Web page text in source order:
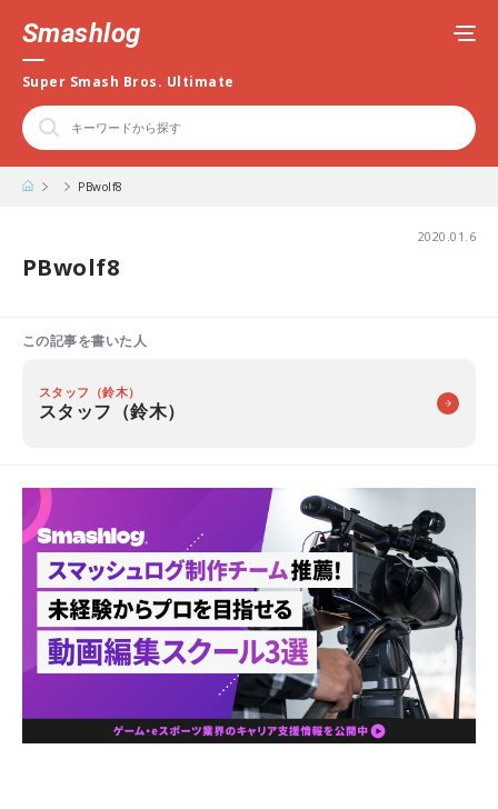
Smashlog
Super Smash Bros. Ultimate
PBwolf8
2020.01.6
PBwolf8
この記事を書いた人
スタッフ（鈴木）
スタッフ（鈴木）